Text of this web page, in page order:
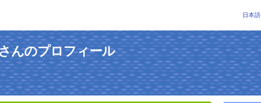
日本語
んのプロフィール